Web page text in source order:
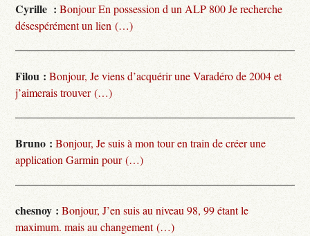
Cyrille : Bonjour En possession d un ALP 800 Je recherche
désespérément un lien (…)
Filou : Bonjour, Je viens d’acquérir une Varadéro de 2004 et
j’aimerais trouver (…)
Bruno : Bonjour, Je suis à mon tour en train de créer une
application Garmin pour (…)
chesnoy : Bonjour, J’en suis au niveau 98, 99 étant le
maximum. mais au changement (…)